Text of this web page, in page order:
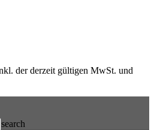
der derzeit gültigen MwSt. und
search